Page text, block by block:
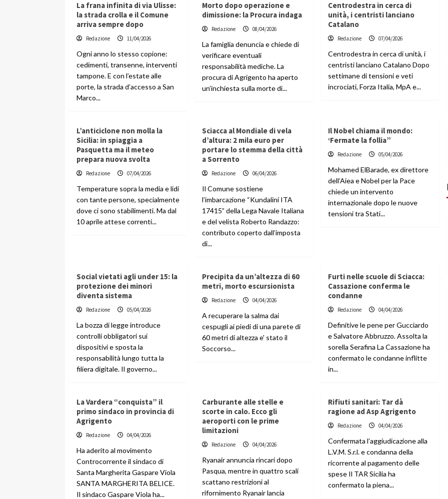
La frana infinita di via Ulisse:
la strada crolla e il Comune
arriva sempre dopo
Redazione 11/04/2026
Ogni anno lo stesso copione:
cedimenti, transenne, interventi
tampone. E con l’estate alle
porte, la strada d’accesso a San
Marco...
Morto dopo operazione e
dimissione: la Procura indaga
Redazione 08/04/2026
La famiglia denuncia e chiede di
verificare eventuali
responsabilità mediche. La
procura di Agrigento ha aperto
un’inchiesta sulla morte di...
Centrodestra in cerca di
unità, i centristi lanciano
Catalano
Redazione 07/04/2026
Centrodestra in cerca di unità, i
centristi lanciano Catalano Dopo
settimane di tensioni e veti
incrociati, Forza Italia, MpA e...
L’anticiclone non molla la
Sicilia: in spiaggia a
Pasquetta ma il meteo
prepara nuova svolta
Redazione 07/04/2026
Temperature sopra la media e lidi
con tante persone, specialmente
dove ci sono stabilimenti. Ma dal
10 aprile attese correnti...
Sciacca al Mondiale di vela
d’altura: 2 mila euro per
portare lo stemma della città
a Sorrento
Redazione 06/04/2026
Il Comune sostiene
l’imbarcazione “Kundalini ITA
17415” della Lega Navale Italiana
e del velista Roberto Randazzo:
contributo coperto dall’imposta
di...
Il Nobel chiama il mondo:
‘Fermate la follia”
Redazione 05/04/2026
Mohamed ElBarade, ex direttore
dell’Aiea e Nobel per la Pace
chiede un intervento
internazionale dopo le nuove
tensioni tra Stati...
Social vietati agli under 15: la
protezione dei minori
diventa sistema
Redazione 05/04/2026
La bozza di legge introduce
controlli obbligatori sui
dispositivi e sposta la
responsabilità lungo tutta la
filiera digitale. Il governo...
Precipita da un’altezza di 60
metri, morto escursionista
Redazione 04/04/2026
A recuperare la salma dai
cespugli ai piedi di una parete di
60 metri di altezza e' stato il
Soccorso...
Furti nelle scuole di Sciacca:
Cassazione conferma le
condanne
Redazione 04/04/2026
Definitive le pene per Gucciardo
e Salvatore Abbruzzo. Assolta la
sorella Serafina La Cassazione ha
confermato le condanne inflitte
in...
La Vardera “conquista” il
primo sindaco in provincia di
Agrigento
Redazione 04/04/2026
Ha aderito al movimento
Controcorrente il sindaco di
Santa Margherita Gaspare Viola
SANTA MARGHERITA BELICE.
Il sindaco Gaspare Viola ha...
Carburante alle stelle e
scorte in calo. Ecco gli
aeroporti con le prime
limitazioni
Redazione 04/04/2026
Ryanair annuncia rincari dopo
Pasqua, mentre in quattro scali
scattano restrizioni al
rifornimento Ryanair lancia
Rifiuti sanitari: Tar dà
ragione ad Asp Agrigento
Redazione 04/04/2026
Confermata l’aggiudicazione alla
L.V.M. S.r.l. e condanna della
ricorrente al pagamento delle
spese Il TAR Sicilia ha
confermato la piena...